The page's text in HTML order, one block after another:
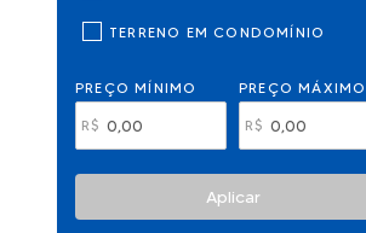
TERRENO EM CONDOMÍNIO
PREÇO MÍNIMO
R$
PREÇO MÁXIMO
R$
Aplicar